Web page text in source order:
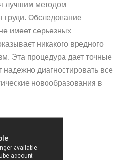
лучшим методом
груди. Обследование
имеет серьезных
никакого вредного
Эта процедура дает точные
надежно диагностировать все
новообразования в